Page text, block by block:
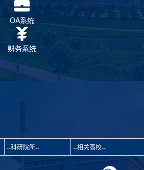
OA系统
财务系统